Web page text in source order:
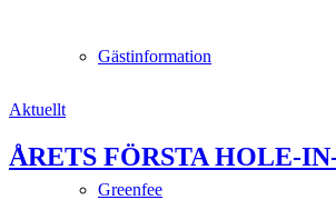
Gästinformation
Greenfee
Aktuellt
ÅRETS FÖRSTA HOLE-